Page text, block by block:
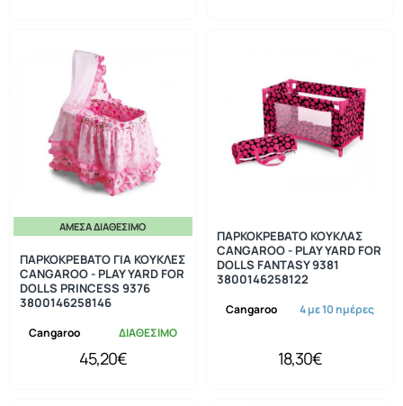
ΆΜΕΣΑ ΔΙΑΘΈΣΙΜΟ
Cangaroo ΔΙΑΘΕΣΙΜΟ
ΠΑΡΚΟΚΡΕΒΑΤΟ ΓΙΑ ΚΟΥΚΛΕΣ
CANGAROO - PLAY YARD FOR
DOLLS PRINCESS 9376
3800146258146
45,20€
Cangaroo 4 με 10 ημέρες
ΠΑΡΚΟΚΡΕΒΑΤΟ ΚΟΥΚΛΑΣ
CANGAROO - PLAY YARD FOR
DOLLS FANTASY 9381
3800146258122
18,30€